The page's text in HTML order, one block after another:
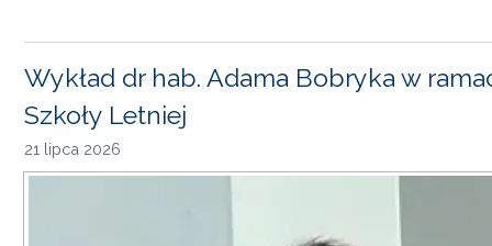
Wykład dr hab. Adama Bobryka w
Szkoły Letniej
21 lipca 2026